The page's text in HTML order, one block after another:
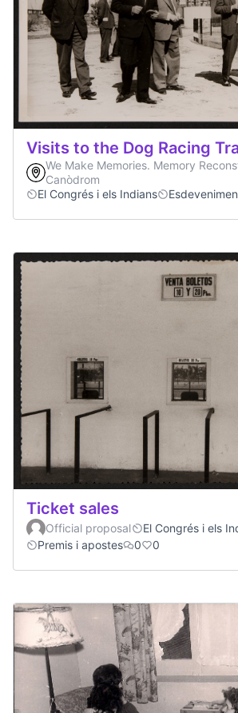
Visits to the Dog Racing
We Make Memories. Memory
Canòdrom
El Congrés i els Indians
Ticket sales
Official proposal
El Congrés i els
Premis i apostes
0 0